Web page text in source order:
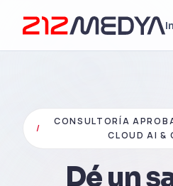
/
CONSULTORÍA
CLOUD AI &
Dé un